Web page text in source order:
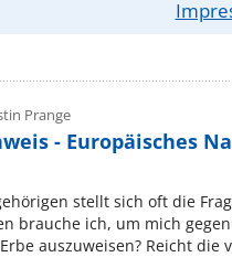
E Mail Adresse. Sie
an meine E Mail ...
Prange
- Europäisches
stellt sich oft die
brauche ich, um mich
auszuweisen? Reicht die